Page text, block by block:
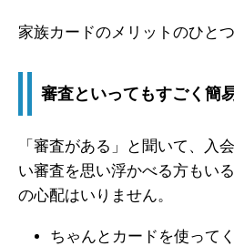
家族カードのメリットのひとつ
審査といってもすごく簡
「審査がある」と聞いて、入
い審査を思い浮かべる方もい
の心配はいりません。
ちゃんとカードを使って